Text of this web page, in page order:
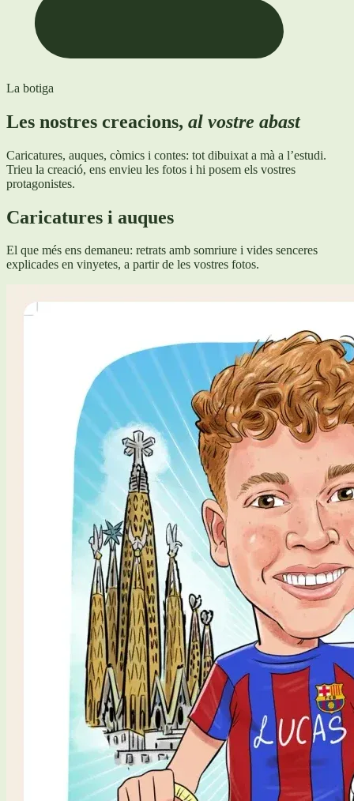
La botiga
Les nostres creacions, al vostre abast
Caricatures, auques, còmics i contes: tot dibuixat a mà a l’estudi.
Trieu la creació, ens envieu les fotos i hi posem els vostres
protagonistes.
Caricatures i auques
El que més ens demaneu: retrats amb somriure i vides senceres
explicades en vinyetes, a partir de les vostres fotos.